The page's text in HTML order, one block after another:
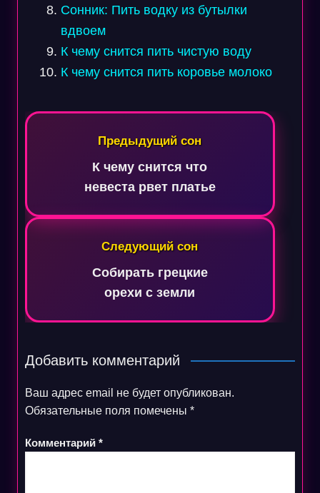
Сонник: Пить водку из бутылки
вдвоем
К чему снится пить чистую воду
К чему снится пить коровье молоко
Навигация
записям
Предыдущий сон
К чему снится что
невеста рвет платье
Следующий сон
Собирать грецкие
орехи с земли
Добавить комментарий
Ваш адрес email не будет опубликован.
Обязательные поля помечены *
Комментарий *